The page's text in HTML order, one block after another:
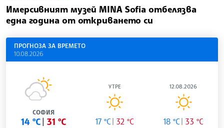
Имерсивният музей MINA Sofia отбелязва
една година от откриването си
ПРОГНОЗА ЗА ВРЕМЕТО
10.08.2026
СОФИЯ
14 °C 31 °C
УТРЕ
17 °C 32 °C
12.08.2026
18 °C 33 °C